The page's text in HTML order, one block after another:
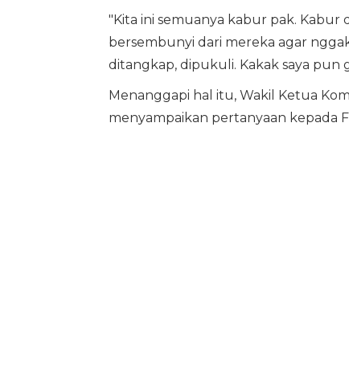
"Kita ini semuanya kabur pak. Kabur
bersembunyi dari mereka agar
ditangkap, dipukuli. Kakak saya pun
Menanggapi hal itu, Wakil Ketua
menyampaikan pertanyaan kepada